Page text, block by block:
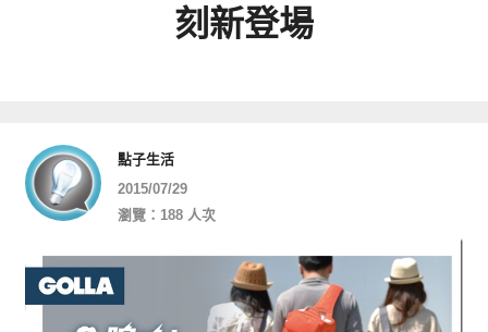
刻新登場
點子生活
2015/07/29
瀏覽：188 人次